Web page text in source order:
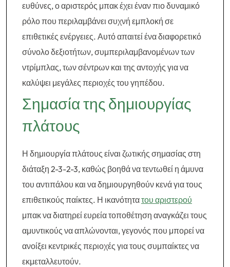
ευθύνες, ο αριστερός μπακ έχει έναν πιο δυναμικό
ρόλο που περιλαμβάνει συχνή εμπλοκή σε
επιθετικές ενέργειες. Αυτό απαιτεί ένα διαφορετικό
σύνολο δεξιοτήτων, συμπεριλαμβανομένων των
ντρίμπλας, των σέντρων και της αντοχής για να
καλύψει μεγάλες περιοχές του γηπέδου.
Σημασία της δημιουργίας
πλάτους
Η δημιουργία πλάτους είναι ζωτικής σημασίας στη
διάταξη 2-3-2-3, καθώς βοηθά να τεντωθεί η άμυνα
του αντιπάλου και να δημιουργηθούν κενά για τους
επιθετικούς παίκτες. Η ικανότητατου αριστερού
μπακ να διατηρεί ευρεία τοποθέτηση αναγκάζει τους
αμυντικούς να απλώνονται, γεγονός που μπορεί να
ανοίξει κεντρικές περιοχές για τους συμπαίκτες να
εκμεταλλευτούν.